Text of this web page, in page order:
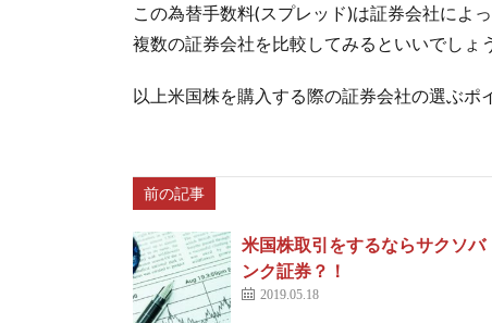
この為替手数料(スプレッド)は証券会社によっ
複数の証券会社を比較してみるといいでしょ
以上米国株を購入する際の証券会社の選ぶポ
前の記事
米国株取引をするならサクソバ
ンク証券？！
2019.05.18